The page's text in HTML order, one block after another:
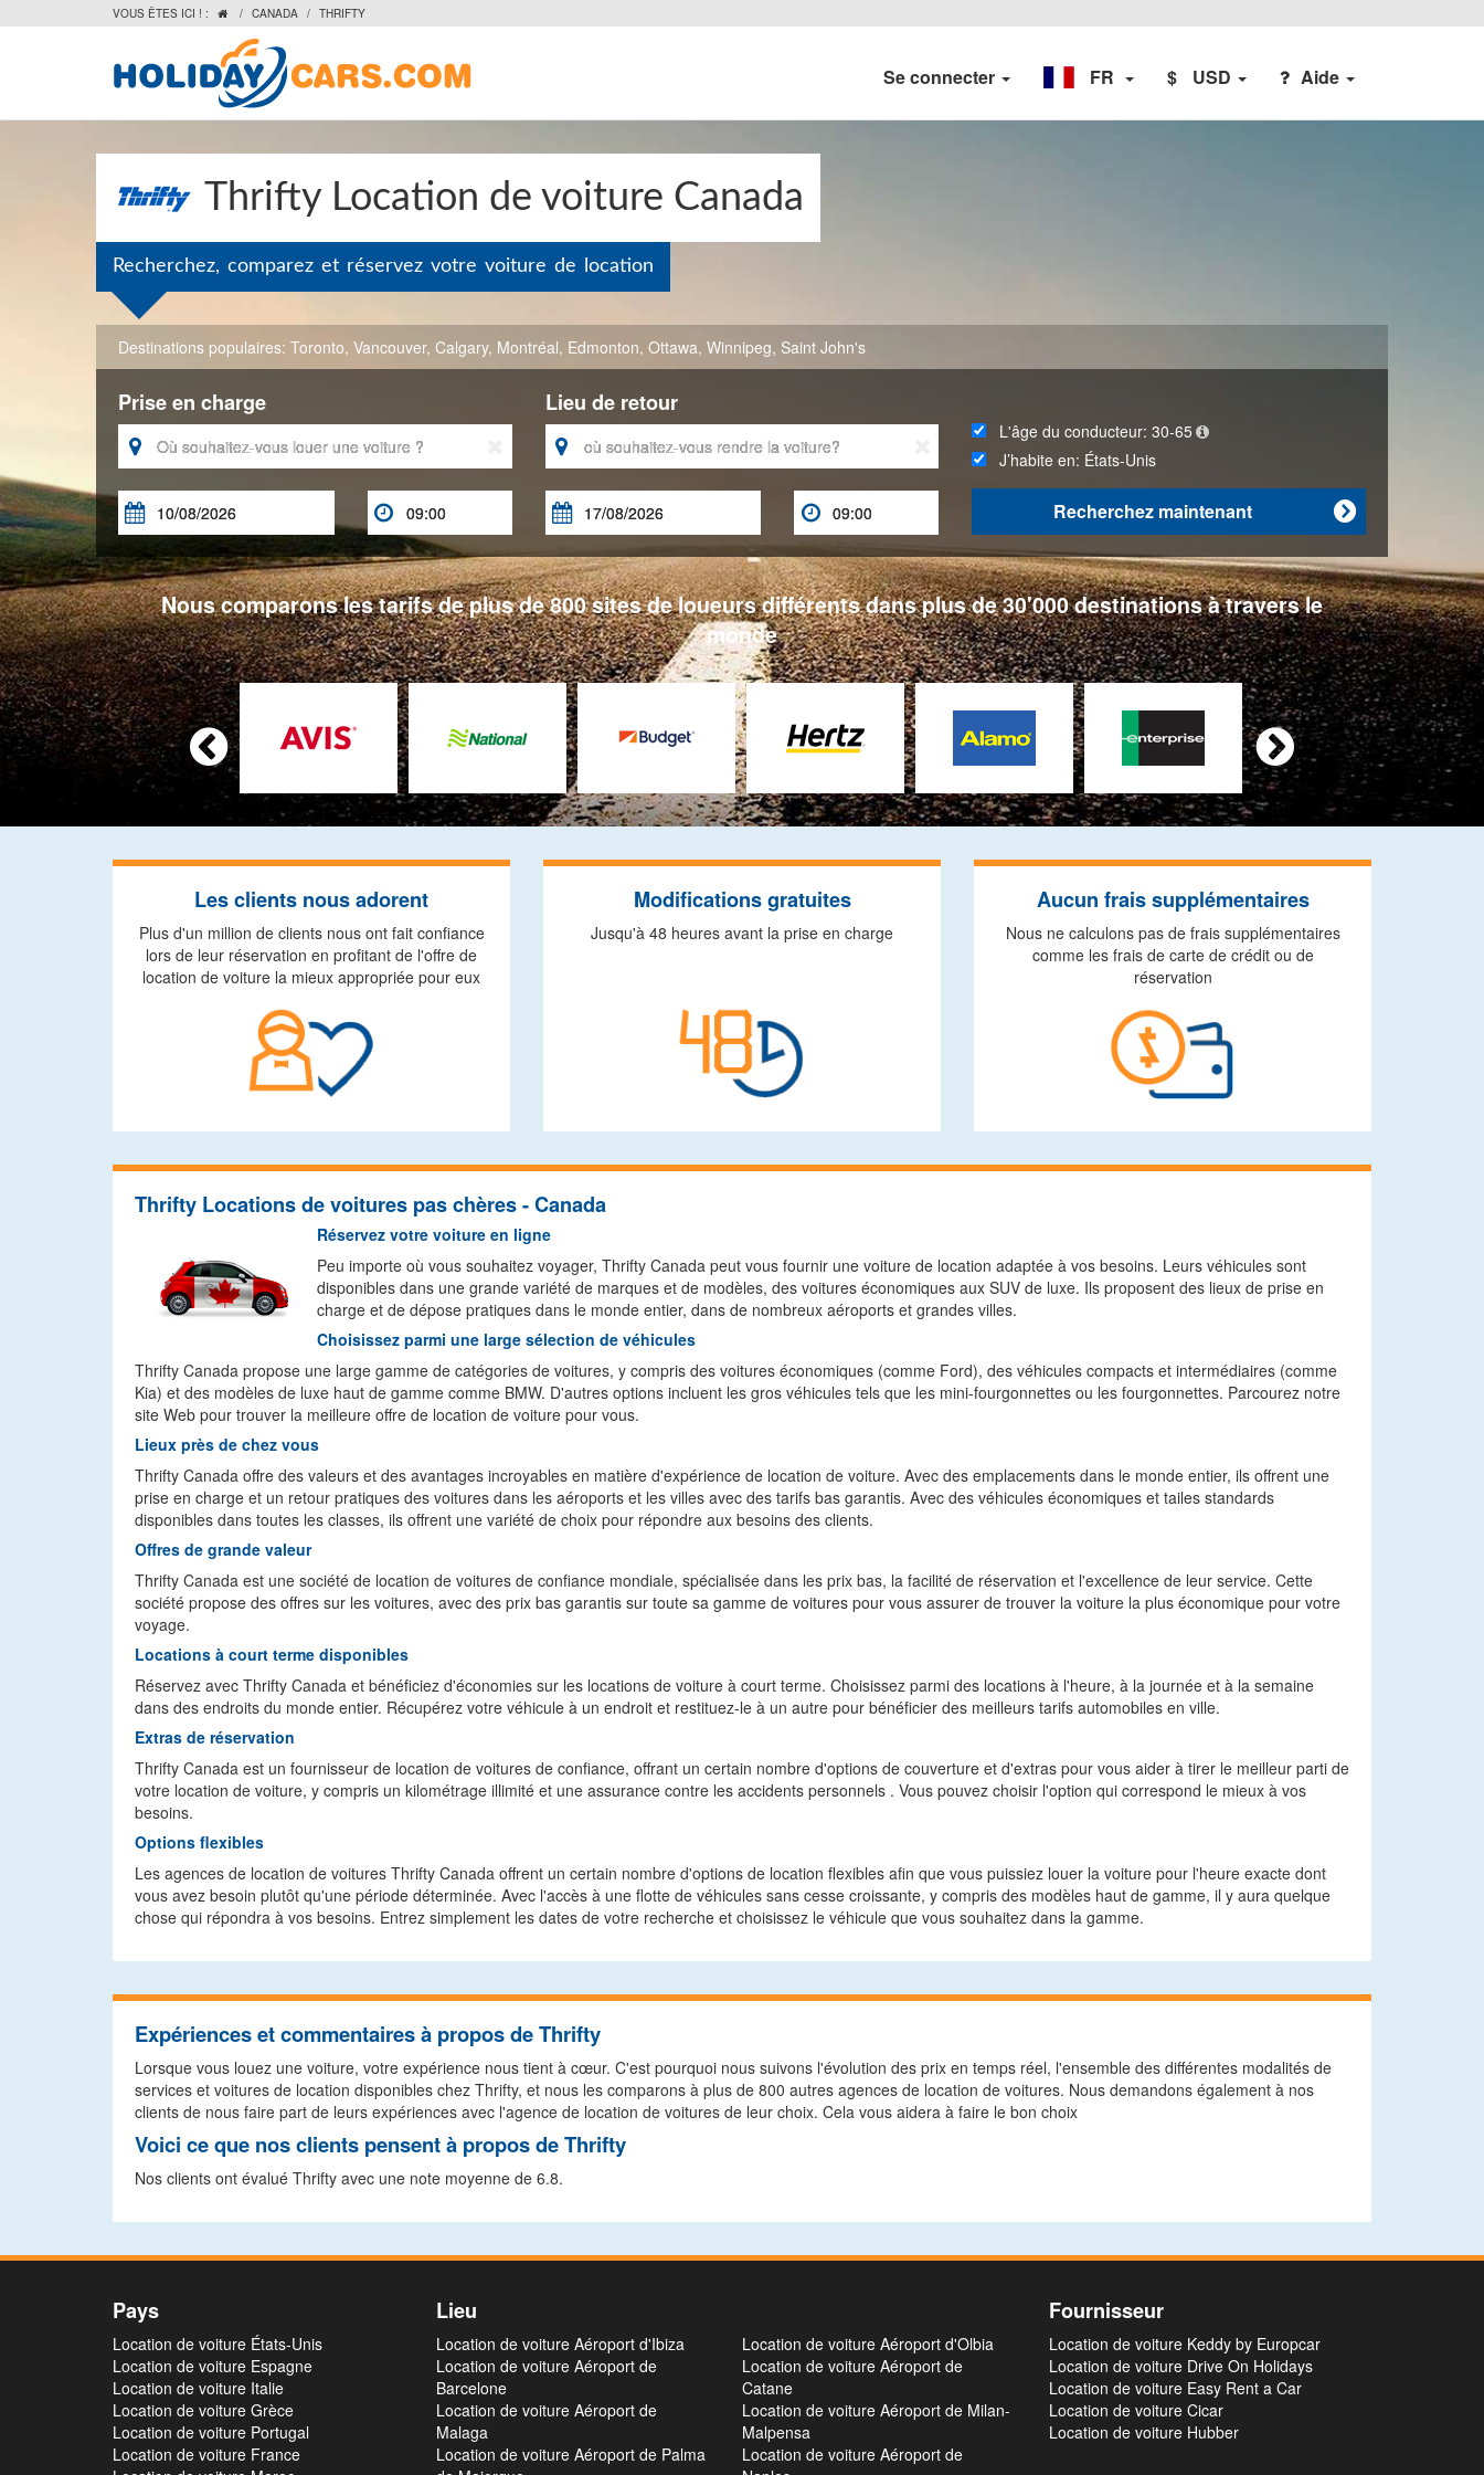
VOUS ÊTES ICI ! :  / CANADA / THRIFTY
Se connecter FR $ USD Aide
Thrifty Location de voiture Canada
Recherchez, comparez et réservez votre voiture de location
Destinations populaires: Toronto, Vancouver, Calgary, Montréal, Edmonton, Ottawa, Winnipeg, Saint John's
Prise en charge

 
Lieu de retour

 
L'âge du conducteur:30-65
J’habite en: États-Unis

Recherchez maintenant
Nous comparons les tarifs de plus de 800 sites de loueurs différents dans plus de 30'000 destinations à travers le
monde
 
Les clients nous adorent
Plus d'un million de clients nous ont fait confiance
lors de leur réservation en profitant de l'offre de
location de voiture la mieux appropriée pour eux
Modifications gratuites
Jusqu'à 48 heures avant la prise en charge
Aucun frais supplémentaires
Nous ne calculons pas de frais supplémentaires
comme les frais de carte de crédit ou de
réservation
Thrifty Locations de voitures pas chères - Canada
Réservez votre voiture en ligne
Peu importe où vous souhaitez voyager, Thrifty Canada peut vous fournir une voiture de location adaptée à vos besoins. Leurs véhicules sont
disponibles dans une grande variété de marques et de modèles, des voitures économiques aux SUV de luxe. Ils proposent des lieux de prise en
charge et de dépose pratiques dans le monde entier, dans de nombreux aéroports et grandes villes.
Choisissez parmi une large sélection de véhicules
Thrifty Canada propose une large gamme de catégories de voitures, y compris des voitures économiques (comme Ford), des véhicules compacts et intermédiaires (comme
Kia) et des modèles de luxe haut de gamme comme BMW. D'autres options incluent les gros véhicules tels que les mini-fourgonnettes ou les fourgonnettes. Parcourez notre
site Web pour trouver la meilleure offre de location de voiture pour vous.
Lieux près de chez vous
Thrifty Canada offre des valeurs et des avantages incroyables en matière d'expérience de location de voiture. Avec des emplacements dans le monde entier, ils offrent une
prise en charge et un retour pratiques des voitures dans les aéroports et les villes avec des tarifs bas garantis. Avec des véhicules économiques et tailes standards
disponibles dans toutes les classes, ils offrent une variété de choix pour répondre aux besoins des clients.
Offres de grande valeur
Thrifty Canada est une société de location de voitures de confiance mondiale, spécialisée dans les prix bas, la facilité de réservation et l'excellence de leur service. Cette
société propose des offres sur les voitures, avec des prix bas garantis sur toute sa gamme de voitures pour vous assurer de trouver la voiture la plus économique pour votre
voyage.
Locations à court terme disponibles
Réservez avec Thrifty Canada et bénéficiez d'économies sur les locations de voiture à court terme. Choisissez parmi des locations à l'heure, à la journée et à la semaine
dans des endroits du monde entier. Récupérez votre véhicule à un endroit et restituez-le à un autre pour bénéficier des meilleurs tarifs automobiles en ville.
Extras de réservation
Thrifty Canada est un fournisseur de location de voitures de confiance, offrant un certain nombre d'options de couverture et d'extras pour vous aider à tirer le meilleur parti de
votre location de voiture, y compris un kilométrage illimité et une assurance contre les accidents personnels . Vous pouvez choisir l'option qui correspond le mieux à vos
besoins.
Options flexibles
Les agences de location de voitures Thrifty Canada offrent un certain nombre d'options de location flexibles afin que vous puissiez louer la voiture pour l'heure exacte dont
vous avez besoin plutôt qu'une période déterminée. Avec l'accès à une flotte de véhicules sans cesse croissante, y compris des modèles haut de gamme, il y aura quelque
chose qui répondra à vos besoins. Entrez simplement les dates de votre recherche et choisissez le véhicule que vous souhaitez dans la gamme.
Expériences et commentaires à propos de Thrifty
Lorsque vous louez une voiture, votre expérience nous tient à cœur. C'est pourquoi nous suivons l'évolution des prix en temps réel, l'ensemble des différentes modalités de
services et voitures de location disponibles chez Thrifty, et nous les comparons à plus de 800 autres agences de location de voitures. Nous demandons également à nos
clients de nous faire part de leurs expériences avec l'agence de location de voitures de leur choix. Cela vous aidera à faire le bon choix
Voici ce que nos clients pensent à propos de Thrifty
Nos clients ont évalué Thrifty avec une note moyenne de 6.8.
Pays
Location de voiture États-Unis
Location de voiture Espagne
Location de voiture Italie
Location de voiture Grèce
Location de voiture Portugal
Location de voiture France
Lieu
Location de voiture Aéroport d'Ibiza
Location de voiture Aéroport de
Barcelone
Location de voiture Aéroport de
Malaga
Location de voiture Aéroport de Palma
Location de voiture Aéroport d'Olbia
Location de voiture Aéroport de
Catane
Location de voiture Aéroport de Milan-
Malpensa
Location de voiture Aéroport de
Fournisseur
Location de voiture Keddy by Europcar
Location de voiture Drive On Holidays
Location de voiture Easy Rent a Car
Location de voiture Cicar
Location de voiture Hubber